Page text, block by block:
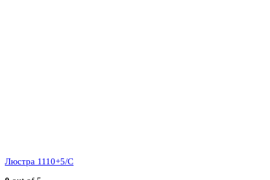
Люстра 1110+5/C